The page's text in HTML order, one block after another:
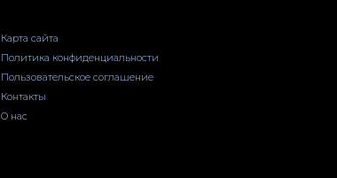
Карта сайта
Политика конфиденциальности
Пользовательское соглашение
Контакты
О нас